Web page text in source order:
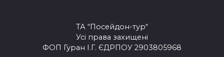
ТА “Посейдон-тур“
Усі права захищені
ФОП Гуран І.Г. ЄДРПОУ 2903805968